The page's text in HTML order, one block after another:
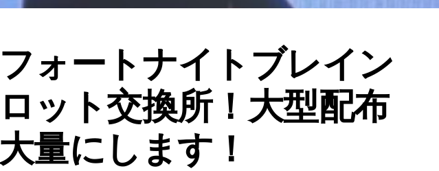
フォートナイトブレイン
ロット交換所！大型配布
大量にします！